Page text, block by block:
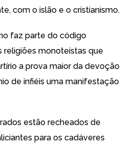
com o islão e o cristianismo.
faz parte do código
religiões monoteístas que
a prova maior da devoção
de infiéis uma manifestação
estão recheados de
para os cadáveres